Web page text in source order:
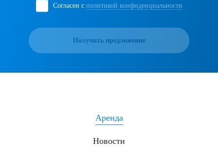
Согласен с политикой конфиденциальности
Получить предложение
Аренда
Новости